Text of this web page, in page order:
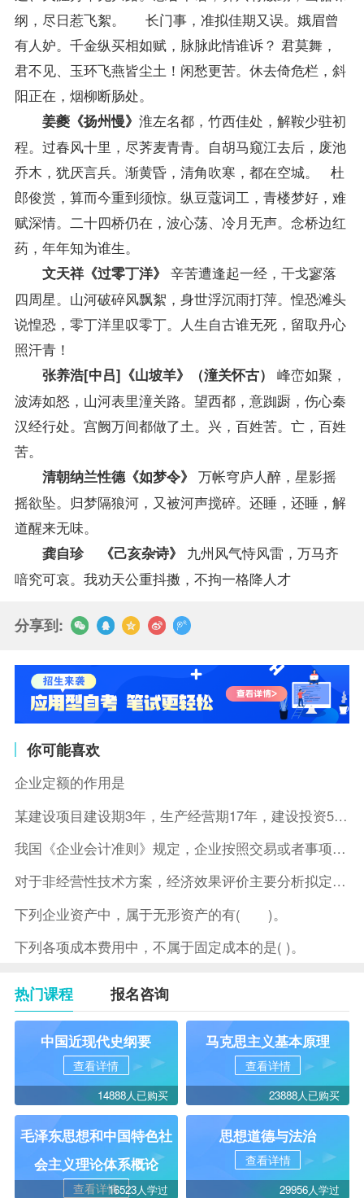
纲，尽日惹飞絮。 长门事，准拟佳期又误。娥眉曾
有人妒。千金纵买相如赋，脉脉此情谁诉？ 君莫舞，
君不见、玉环飞燕皆尘土！闲愁更苦。休去倚危栏，斜
阳正在，烟柳断肠处。
姜夔《扬州慢》 淮左名都，竹西佳处，解鞍少驻初
程。过春风十里，尽荠麦青青。自胡马窥江去后，废池
乔木，犹厌言兵。渐黄昏，清角吹寒，都在空城。 杜
郎俊赏，算而今重到须惊。纵豆蔻词工，青楼梦好，难
赋深情。二十四桥仍在，波心荡、冷月无声。念桥边红
药，年年知为谁生。
文天祥《过零丁洋》 辛苦遭逢起一经，干戈寥落
四周星。山河破碎风飘絮，身世浮沉雨打萍。惶恐滩头
说惶恐，零丁洋里叹零丁。人生自古谁无死，留取丹心
照汗青！
张养浩[中吕]《山坡羊》（潼关怀古）
峰峦如聚，
波涛如怒，山河表里潼关路。望西都，意踟蹰，伤心秦
汉经行处。宫阙万间都做了土。兴，百姓苦。亡，百姓
苦。
清朝纳兰性德《如梦令》 万帐穹庐人醉，星影摇
摇欲坠。归梦隔狼河，又被河声搅碎。还睡，还睡，解
道醒来无味。
龚自珍 《己亥杂诗》
九州风气恃风雷，万马齐
喑究可哀。我劝天公重抖擞，不拘一格降人才
分享到:
你可能喜欢
企业定额的作用是
某建设项目建设期3年，生产经营期17年，建设投资5500万元
我国《企业会计准则》规定，企业按照交易或者事项的经济特征确定
对于非经营性技术方案，经济效果评价主要分析拟定方案的( )。
下列企业资产中，属于无形资产的有( )。
下列各项成本费用中，不属于固定成本的是( )。
热门课程 报名咨询
中国近现代史纲要
查看详情
14888人已购买
马克思主义基本原理
查看详情
23888人已购买
毛泽东思想和中国特色社
会主义理论体系概论
查看详情16523人学过
思想道德与法治
查看详情
29956人学过